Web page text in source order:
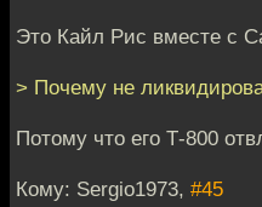
Это Кайл Рис вместе с
> Почему не
Потому что его Т-800
Кому: Sergio1973, #45